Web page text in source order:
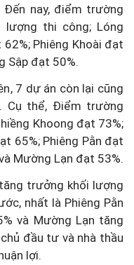
Đến nay, điểm trường
lượng thi công; Lóng
Phiêng Khoài đạt
Sập đạt 50%.
7 dự án còn lại cũng
Cụ thể, Điểm trường
Khoong đạt 73%;
65%; Phiêng Pằn đạt
Mường Lạn đạt 53%.
trưởng khối lượng
nhất là Phiêng Pằn
và Mường Lạn tăng
đầu tư và nhà thầu
lợi.